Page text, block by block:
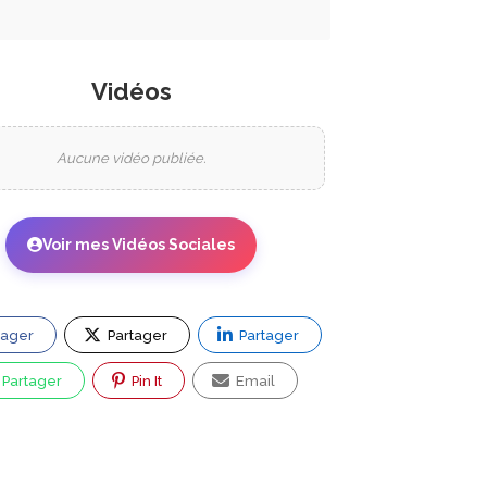
Vidéos
Aucune vidéo publiée.
Voir mes Vidéos Sociales
Partager Partager
Partager Pin It Email